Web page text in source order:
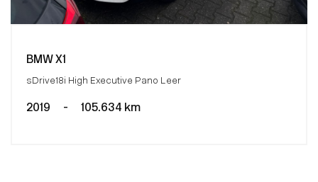
BMW X1
sDrive18i High Executive Pano Leer
2019 - 105.634 km